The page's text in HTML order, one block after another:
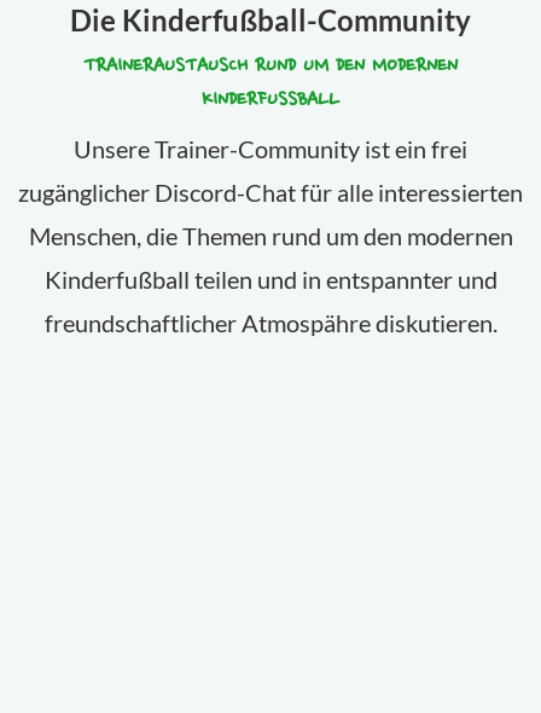
Die Kinderfußball-Community
TRAINERAUSTAUSCH RUND UM DEN MODERNEN
KINDERFUSSBALL
Unsere Trainer-Community ist ein frei
zugänglicher Discord-Chat für alle interessierten
Menschen, die Themen rund um den modernen
Kinderfußball teilen und in entspannter und
freundschaftlicher Atmospähre diskutieren.